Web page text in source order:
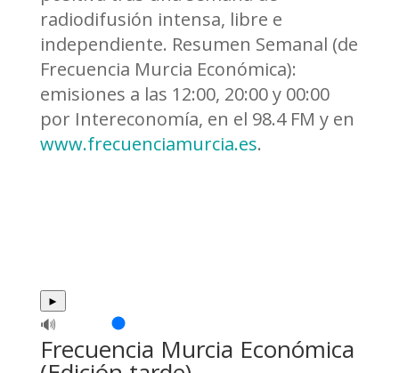
radiodifusión intensa, libre e
independiente. Resumen Semanal (de
Frecuencia Murcia Económica):
emisiones a las 12:00, 20:00 y 00:00
por Intereconomía, en el 98.4 FM y en
www.frecuenciamurcia.es.
►
🔊
Frecuencia Murcia Económica